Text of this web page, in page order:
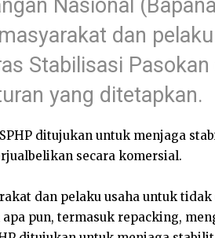
Nasional
dan
Stabilisasi
yang ditetapkan.
ditujukan untuk menjaga
secara komersial.
dan pelaku usaha untuk
apa pun, termasuk repacking,